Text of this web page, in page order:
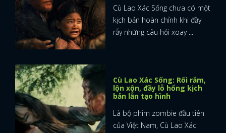
Cù Lao Xác Sống chưa có một
kịch bản hoàn chỉnh khi đầy
rẫy những câu hỏi xoay ...
Cù Lao Xác Sống: Rối rắm,
lộn xộn, đầy lỗ hổng kịch
bản lẫn tạo hình
Là bộ phim zombie đầu tiên
của Việt Nam, Cù Lao Xác